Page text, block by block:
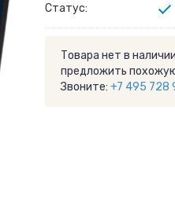
Статус:
Товара нет в
предложить
Звоните: +7 495 728